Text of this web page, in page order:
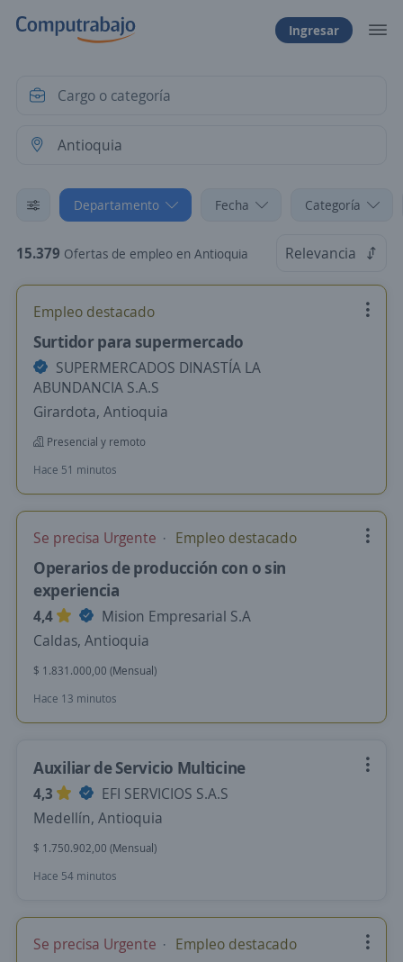
Ingresar
Departamento Fecha Categoría
15.379 Ofertas de empleo en Antioquia Relevancia
Empleo destacado
Surtidor para supermercado
SUPERMERCADOS DINASTÍA LA
ABUNDANCIA S.A.S
Girardota, Antioquia
Presencial y remoto
Hace 51 minutos
Se precisa Urgente Empleo destacado
Operarios de producción con o sin
experiencia
4,4
Mision Empresarial S.A
Caldas, Antioquia
$ 1.831.000,00 (Mensual)
Hace 13 minutos
Auxiliar de Servicio Multicine
4,3
EFI SERVICIOS S.A.S
Medellín, Antioquia
$ 1.750.902,00 (Mensual)
Hace 54 minutos
Se precisa Urgente Empleo destacado